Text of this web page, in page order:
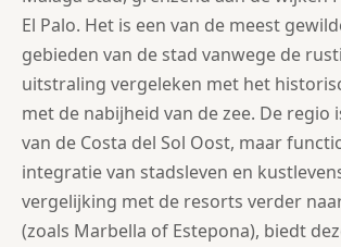
El Palo. Het is een van de meest
gebieden van de stad vanwege de
uitstraling vergeleken met het
met de nabijheid van de zee. De regio
van de Costa del Sol Oost, maar
integratie van stadsleven en
vergelijking met de resorts verder
(zoals Marbella of Estepona), biedt